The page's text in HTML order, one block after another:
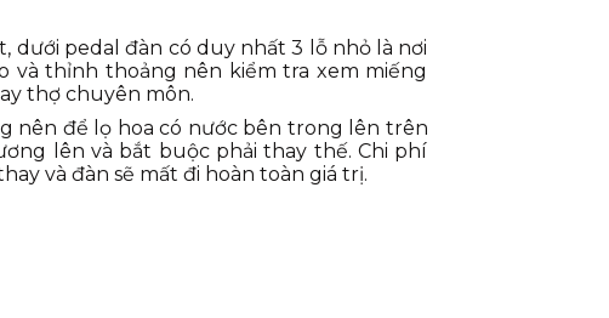
dưới pedal đàn có duy nhất 3 lỗ nhỏ là nơi
thỉnh thoảng nên kiểm tra xem miếng
thợ chuyên môn.
nên để lọ hoa có nước bên trong lên trên
lên và bắt buộc phải thay thế. Chi phí
và đàn sẽ mất đi hoàn toàn giá trị.